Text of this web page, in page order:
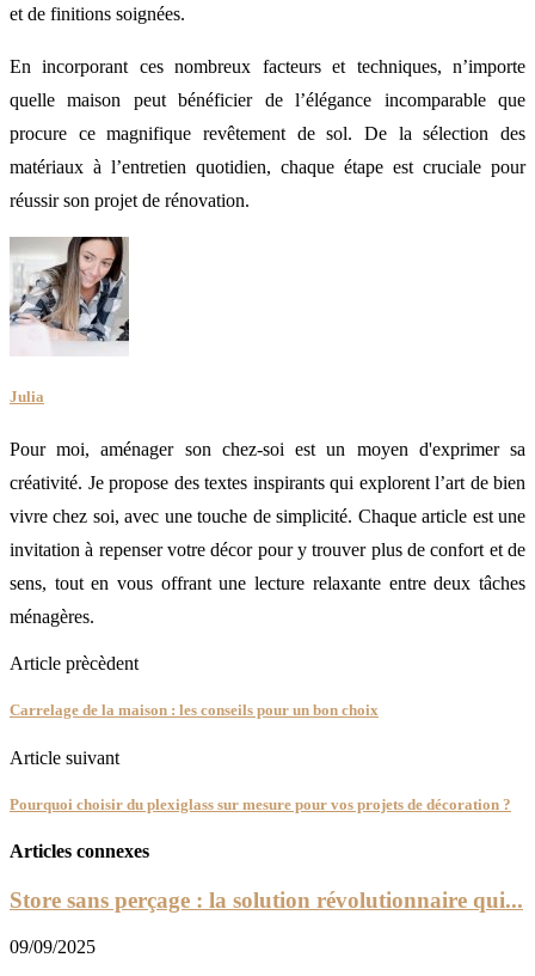
et de finitions soignées.
En incorporant ces nombreux facteurs et techniques, n’importe
quelle maison peut bénéficier de l’élégance incomparable que
procure ce magnifique revêtement de sol. De la sélection des
matériaux à l’entretien quotidien, chaque étape est cruciale pour
réussir son projet de rénovation.
Julia
Pour moi, aménager son chez-soi est un moyen d'exprimer sa
créativité. Je propose des textes inspirants qui explorent l’art de bien
vivre chez soi, avec une touche de simplicité. Chaque article est une
invitation à repenser votre décor pour y trouver plus de confort et de
sens, tout en vous offrant une lecture relaxante entre deux tâches
ménagères.
Article prècèdent
Carrelage de la maison : les conseils pour un bon choix
Article suivant
Pourquoi choisir du plexiglass sur mesure pour vos projets de décoration ?
Articles connexes
Store sans perçage : la solution révolutionnaire qui...
09/09/2025